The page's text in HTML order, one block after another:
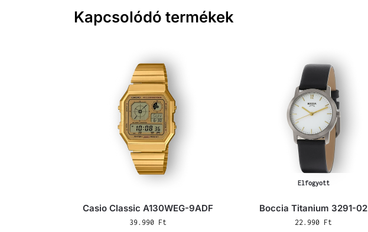
Kapcsolódó termékek
Casio Classic A130WEG-9ADF
39.990 Ft
Elfogyott
Boccia Titanium 3291-02
22.990 Ft